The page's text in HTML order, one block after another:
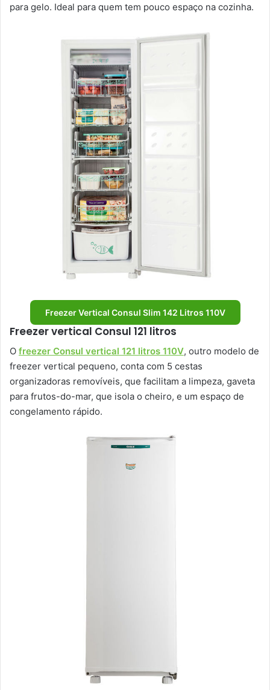
para gelo. Ideal para quem tem pouco espaço na cozinha.
Freezer Vertical Consul Slim 142 Litros 110V
Freezer vertical Consul 121 litros
O freezer Consul vertical 121 litros 110V, outro modelo de
freezer vertical pequeno, conta com 5 cestas
organizadoras removíveis, que facilitam a limpeza, gaveta
para frutos-do-mar, que isola o cheiro, e um espaço de
congelamento rápido.